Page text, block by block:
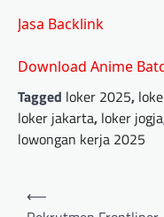
Jasa Backlink
Download Anime
Tagged loker 2025,
loker jakarta, loker jogja
lowongan kerja 2025
Post
⟵